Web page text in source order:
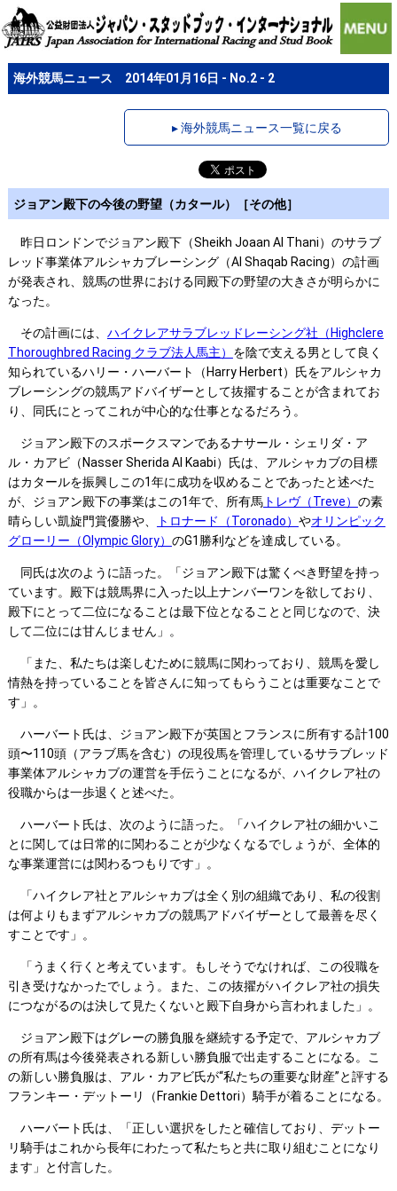
海外競馬ニュース 2014年01月16日 - No.2 - 2
▸ 海外競馬ニュース一覧に戻る
ジョアン殿下の今後の野望（カタール）［その他］
昨日ロンドンでジョアン殿下（Sheikh Joaan Al Thani）のサラブ
レッド事業体アルシャカブレーシング（Al Shaqab Racing）の計画
が発表され、競馬の世界における同殿下の野望の大きさが明らかに
なった。
その計画には、 ハイクレアサラブレッドレーシング社（Highclere
Thoroughbred Racing クラブ法人馬主） を陰で支える男として良く
知られているハリー・ハーバート（Harry Herbert）氏をアルシャカ
ブレーシングの競馬アドバイザーとして抜擢することが含まれてお
り、同氏にとってこれが中心的な仕事となるだろう。
ジョアン殿下のスポークスマンであるナサール・シェリダ・ア
ル・カアビ（Nasser Sherida Al Kaabi）氏は、アルシャカブの目標
はカタールを振興しこの1年に成功を収めることであったと述べた
が、ジョアン殿下の事業はこの1年で、所有馬トレヴ（Treve） の素
晴らしい凱旋門賞優勝や、
トロナード（Toronado） やオリンピック
グローリー（Olympic Glory） のG1勝利などを達成している。
同氏は次のように語った。「ジョアン殿下は驚くべき野望を持っ
ています。殿下は競馬界に入った以上ナンバーワンを欲しており、
殿下にとって二位になることは最下位となることと同じなので、決
して二位には甘んじません」。
「また、私たちは楽しむために競馬に関わっており、競馬を愛し
情熱を持っていることを皆さんに知ってもらうことは重要なことで
す」。
ハーバート氏は、ジョアン殿下が英国とフランスに所有する計100
頭〜110頭（アラブ馬を含む）の現役馬を管理しているサラブレッド
事業体アルシャカブの運営を手伝うことになるが、ハイクレア社の
役職からは一歩退くと述べた。
ハーバート氏は、次のように語った。「ハイクレア社の細かいこ
とに関しては日常的に関わることが少なくなるでしょうが、全体的
な事業運営には関わるつもりです」。
「ハイクレア社とアルシャカブは全く別の組織であり、私の役割
は何よりもまずアルシャカブの競馬アドバイザーとして最善を尽く
すことです」。
「うまく行くと考えています。もしそうでなければ、この役職を
引き受けなかったでしょう。また、この抜擢がハイクレア社の損失
につながるのは決して見たくないと殿下自身から言われました」。
ジョアン殿下はグレーの勝負服を継続する予定で、アルシャカブ
の所有馬は今後発表される新しい勝負服で出走することになる。こ
の新しい勝負服は、アル・カアビ氏が“私たちの重要な財産”と評する
フランキー・デットーリ（Frankie Dettori）騎手が着ることになる。
ハーバート氏は、「正しい選択をしたと確信しており、デットー
リ騎手はこれから長年にわたって私たちと共に取り組むことになり
ます」と付言した。